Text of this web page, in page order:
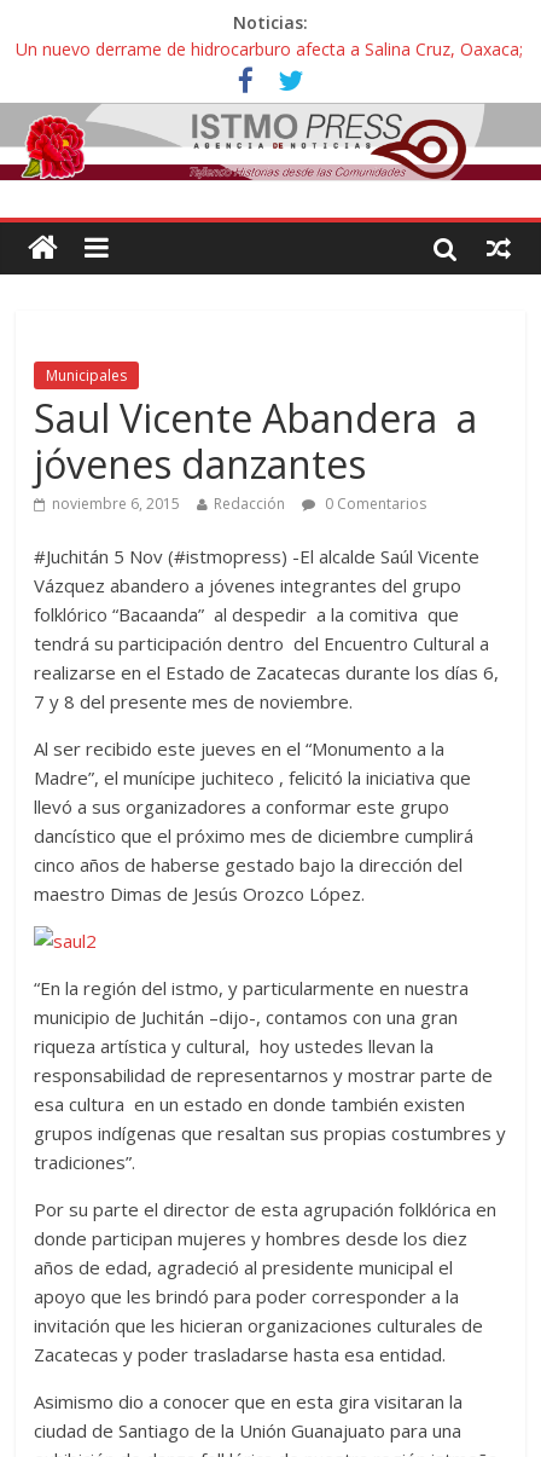
Noticias:
Un nuevo derrame de hidrocarburo afecta a Salina Cruz, Oaxaca;
ahora pescadores de Salinas del Marqués denuncian daños de
Pemex
Ángel, el joven autista expulsado por la Universidad Bienestar de
Ixtepec, Oaxaca vuelve a las aulas tras amparo
Familiares de periodista Alejandro Leyva se reúnen con titular de
intelectuales de su asesinato
Alertan pescadores de Juchitán, Oaxaca de nuevo despojo de su
Municipales
Saul Vicente Abandera a
jóvenes danzantes
noviembre 6, 2015 Redacción 0 Comentarios
#Juchitán 5 Nov (#istmopress) -El alcalde Saúl Vicente
Vázquez abandero a jóvenes integrantes del grupo
folklórico “Bacaanda” al despedir a la comitiva que
tendrá su participación dentro del Encuentro Cultural a
realizarse en el Estado de Zacatecas durante los días 6,
7 y 8 del presente mes de noviembre.
Al ser recibido este jueves en el “Monumento a la
Madre”, el munícipe juchiteco , felicitó la iniciativa que
llevó a sus organizadores a conformar este grupo
dancístico que el próximo mes de diciembre cumplirá
cinco años de haberse gestado bajo la dirección del
maestro Dimas de Jesús Orozco López.
“En la región del istmo, y particularmente en nuestra
municipio de Juchitán –dijo-, contamos con una gran
riqueza artística y cultural, hoy ustedes llevan la
responsabilidad de representarnos y mostrar parte de
esa cultura en un estado en donde también existen
grupos indígenas que resaltan sus propias costumbres y
tradiciones”.
Por su parte el director de esta agrupación folklórica en
donde participan mujeres y hombres desde los diez
años de edad, agradeció al presidente municipal el
apoyo que les brindó para poder corresponder a la
invitación que les hicieran organizaciones culturales de
Zacatecas y poder trasladarse hasta esa entidad.
Asimismo dio a conocer que en esta gira visitaran la
ciudad de Santiago de la Unión Guanajuato para una